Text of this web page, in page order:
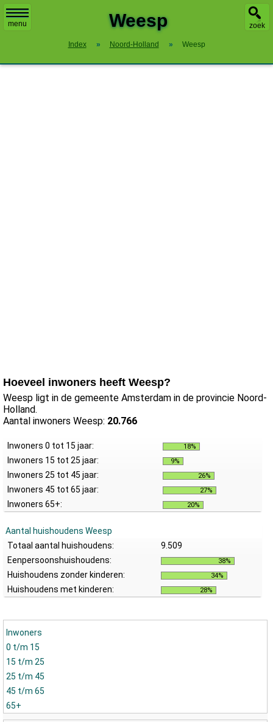
menu zoek
Weesp
Index » Noord-Holland » Weesp
Hoeveel inwoners heeft Weesp?
Weesp ligt in de gemeente Amsterdam in de provincie Noord-
Holland.
Aantal inwoners Weesp: 20.766
Inwoners 0 tot 15 jaar: 18%
Inwoners 15 tot 25 jaar: 9%
Inwoners 25 tot 45 jaar: 26%
Inwoners 45 tot 65 jaar: 27%
Inwoners 65+: 20%
Aantal huishoudens Weesp
Totaal aantal huishoudens:
9.509
Eenpersoonshuishoudens:
38%
Huishoudens zonder kinderen: 34%
Huishoudens met kinderen: 28%
Inwoners
0 t/m 15
15 t/m 25
25 t/m 45
45 t/m 65
65+